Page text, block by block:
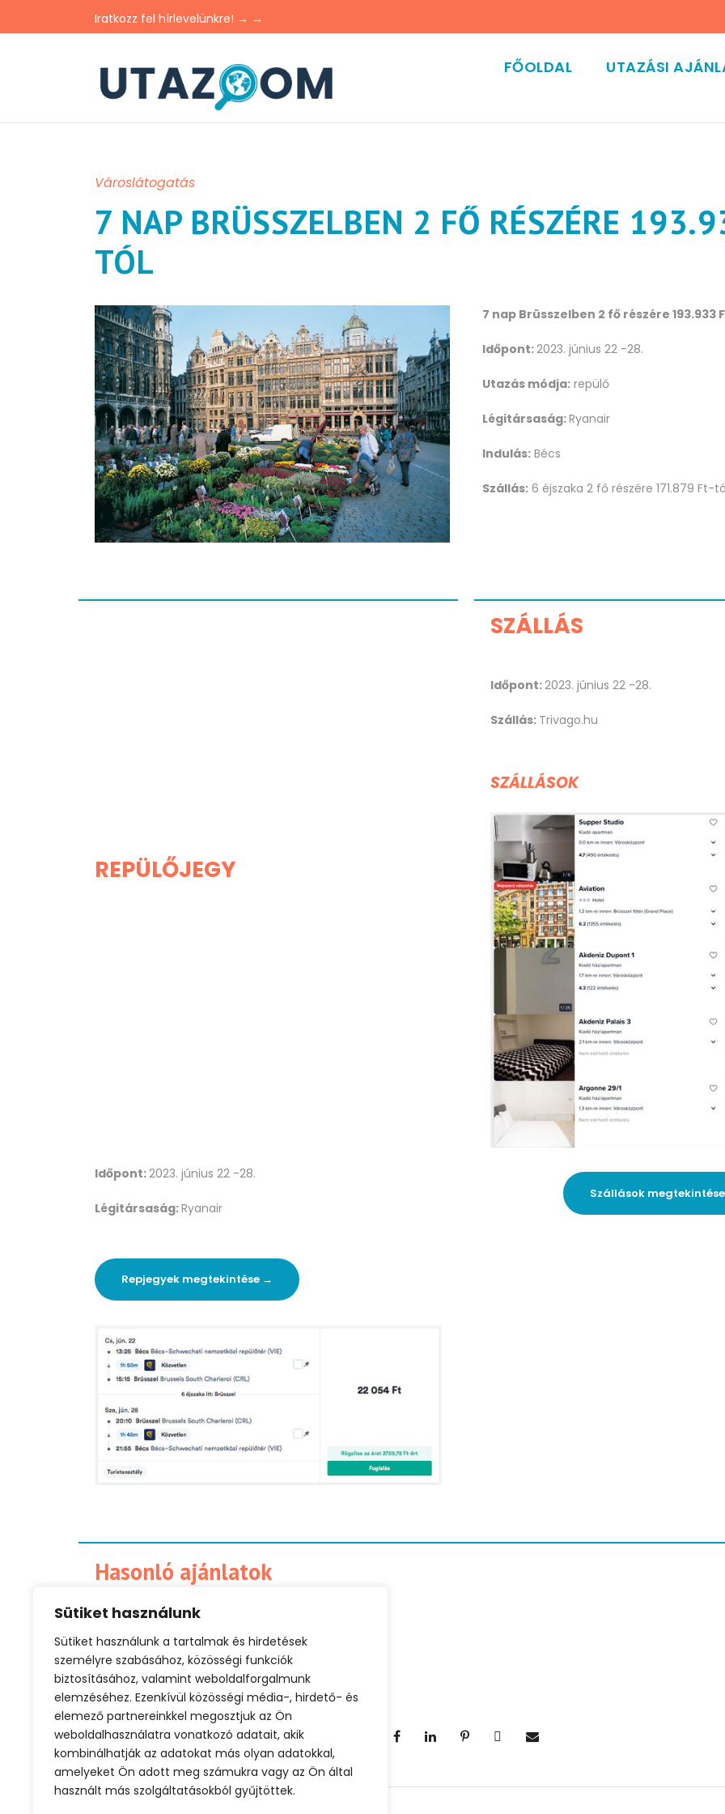
Sütiket használunk
Sütiket használunk a tartalmak és hirdetések
személyre szabásához, közösségi funkciók
biztosításához, valamint weboldalforgalmunk
elemzéséhez. Ezenkívül közösségi média-, hirdető- és
elemező partnereinkkel megosztjuk az Ön
weboldalhasználatra vonatkozó adatait, akik
kombinálhatják az adatokat más olyan adatokkal,
amelyeket Ön adott meg számukra vagy az Ön által
használt más szolgáltatásokból gyűjtöttek.
Iratkozz fel hírlevelünkre! → →
FŐOLDAL UTAZÁSI
Városlátogatás
7 NAP BRÜSSZELBEN 2 FŐ RÉSZÉRE
TÓL
7 nap Brüsszelben 2 fő részére 193.933
Időpont:2023. június 22 -28.
Utazás módja: repülő
Légitársaság:Ryanair
Indulás: Bécs
Szállás: 6 éjszaka 2 fő részére 171.879 Ft-
REPÜLŐJEGY
Időpont:2023. június 22 -28.
Légitársaság:Ryanair
Repjegyek megtekintése →
SZÁLLÁS
Időpont:2023. június 22 -28.
Szállás: Trivago.hu
SZÁLLÁSOK
Szállások
Hasonló ajánlatok
Olcsó repjegy Városlátogatás